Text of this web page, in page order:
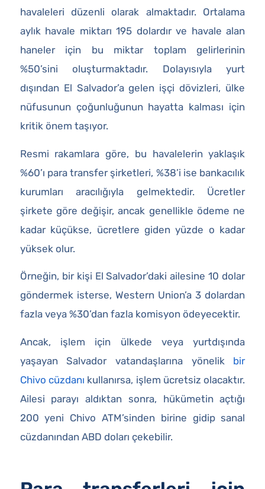
havaleleri düzenli olarak almaktadır. Ortalama
aylık havale miktarı 195 dolardır ve havale alan
haneler için bu miktar toplam gelirlerinin
%50’sini oluşturmaktadır. Dolayısıyla yurt
dışından El Salvador’a gelen işçi dövizleri, ülke
nüfusunun çoğunluğunun hayatta kalması için
kritik önem taşıyor.
Resmi rakamlara göre, bu havalelerin yaklaşık
%60’ı para transfer şirketleri, %38’i ise bankacılık
kurumları aracılığıyla gelmektedir. Ücretler
şirkete göre değişir, ancak genellikle ödeme ne
kadar küçükse, ücretlere giden yüzde o kadar
yüksek olur.
Örneğin, bir kişi El Salvador’daki ailesine 10 dolar
göndermek isterse, Western Union’a 3 dolardan
fazla veya %30’dan fazla komisyon ödeyecektir.
Ancak, işlem için ülkede veya yurtdışında
yaşayan Salvador vatandaşlarına yönelik bir
Chivo cüzdanı kullanırsa, işlem ücretsiz olacaktır.
Ailesi parayı aldıktan sonra, hükümetin açtığı
200 yeni Chivo ATM’sinden birine gidip sanal
cüzdanından ABD doları çekebilir.